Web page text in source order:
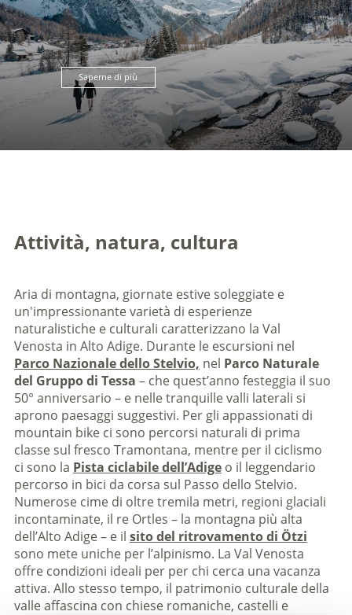
Saperne di più
Attività, natura, cultura
Aria di montagna, giornate estive soleggiate e
un'impressionante varietà di esperienze
naturalistiche e culturali caratterizzano la Val
Venosta in Alto Adige. Durante le escursioni nel
Parco Nazionale dello Stelvio, nel Parco Naturale
del Gruppo di Tessa – che quest’anno festeggia il suo
50° anniversario – e nelle tranquille valli laterali si
aprono paesaggi suggestivi. Per gli appassionati di
mountain bike ci sono percorsi naturali di prima
classe sul fresco Tramontana, mentre per il ciclismo
ci sono la Pista ciclabile dell’Adigeo il leggendario
percorso in bici da corsa sul Passo dello Stelvio.
Numerose cime di oltre tremila metri, regioni glaciali
incontaminate, il re Ortles – la montagna più alta
dell’Alto Adige – e il sito del ritrovamento di Ötzi
sono mete uniche per l’alpinismo. La Val Venosta
offre condizioni ideali per per chi cerca una vacanza
attiva. Allo stesso tempo, il patrimonio culturale della
valle affascina con chiese romaniche, castelli e